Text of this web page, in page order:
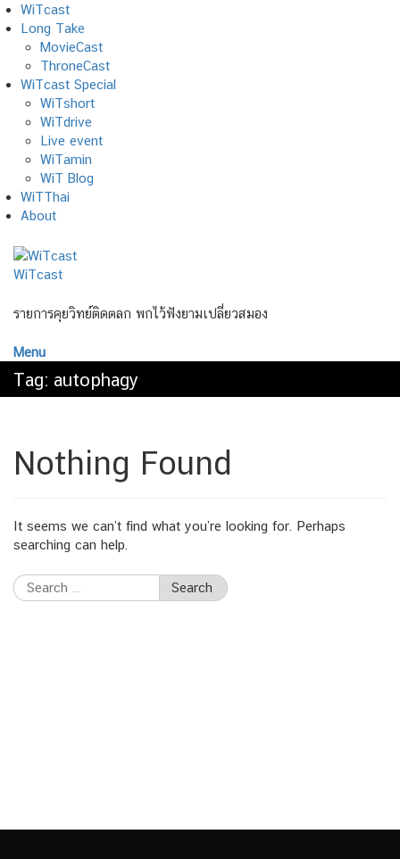
Skip
to
content
WiTcast
Long Take
MovieCast
ThroneCast
WiTcast Special
WiTshort
WiTdrive
Live event
WiTamin
WiT Blog
WiTThai
About
WiTcast
รายการคุยวิทย์ติดตลก พกไว้ฟังยามเปลี่ยวสมอง
Menu
Tag: autophagy
Nothing Found
It seems we can’t find what you’re looking for. Perhaps
searching can help.
Search
for: